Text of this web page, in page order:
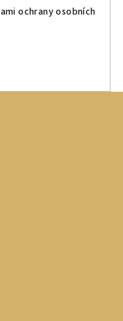
ochrany osobních